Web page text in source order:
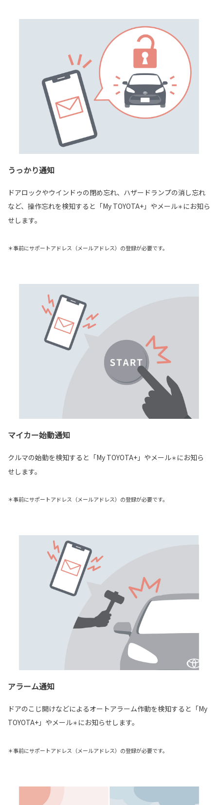
うっかり通知
ドアロックやウインドゥの閉め忘れ、ハザードランプの消し忘れ
など、操作忘れを検知すると「My TOYOTA+」やメール＊ にお知ら
せします。
＊事前にサポートアドレス（メールアドレス）の登録が必要です。
マイカー始動通知
クルマの始動を検知すると「My TOYOTA+」やメール＊ にお知ら
せします。
＊事前にサポートアドレス（メールアドレス）の登録が必要です。
アラーム通知
ドアのこじ開けなどによるオートアラーム作動を検知すると「My
TOYOTA+」やメール＊ にお知らせします。
＊事前にサポートアドレス（メールアドレス）の登録が必要です。